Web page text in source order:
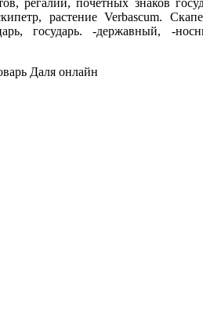
регалий, почетных знаков
растение Verbascum.
государь. -державный, -